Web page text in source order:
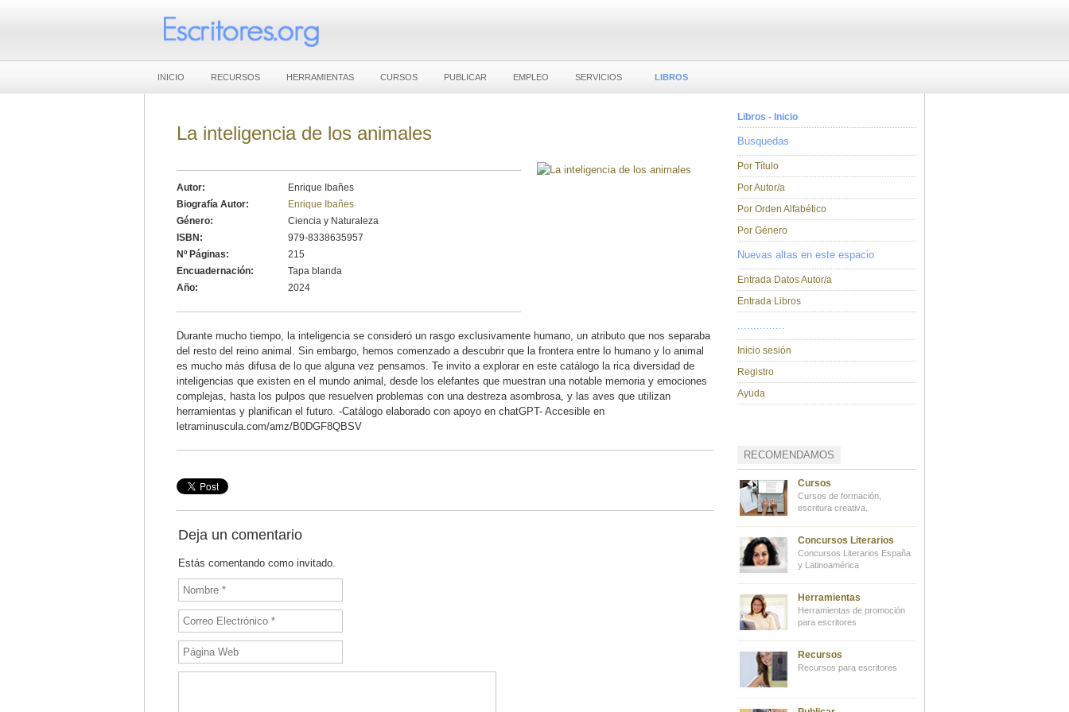
INICIO RECURSOS HERRAMIENTAS CURSOS PUBLICAR EMPLEO SERVICIOS LIBROS
La inteligencia de los animales
Autor:
Enrique Ibañes
Biografía Autor:
Enrique Ibañes
Género:
Ciencia y Naturaleza
ISBN:
979-8338635957
Nº Páginas:
215
Encuadernación:
Tapa blanda
Año:
2024
Durante mucho tiempo, la inteligencia se consideró un rasgo exclusivamente humano, un atributo que nos separaba
del resto del reino animal. Sin embargo, hemos comenzado a descubrir que la frontera entre lo humano y lo animal
es mucho más difusa de lo que alguna vez pensamos. Te invito a explorar en este catálogo la rica diversidad de
inteligencias que existen en el mundo animal, desde los elefantes que muestran una notable memoria y emociones
complejas, hasta los pulpos que resuelven problemas con una destreza asombrosa, y las aves que utilizan
herramientas y planifican el futuro. -Catálogo elaborado con apoyo en chatGPT- Accesible en
letraminuscula.com/amz/B0DGF8QBSV
Deja un comentario
Estás comentando como invitado.
Libros - Inicio
Búsquedas
Por Título
Por Autor/a
Por Orden Alfabético
Por Género
Nuevas altas en este espacio
Entrada Datos Autor/a
Entrada Libros
...............
Inicio sesión
Registro
Ayuda
RECOMENDAMOS
Cursos
Cursos de formación,
escritura creativa.
Concursos Literarios
Concursos Literarios España
y Latinoamérica
Herramientas
Herramientas de promoción
para escritores
Recursos
Recursos para escritores